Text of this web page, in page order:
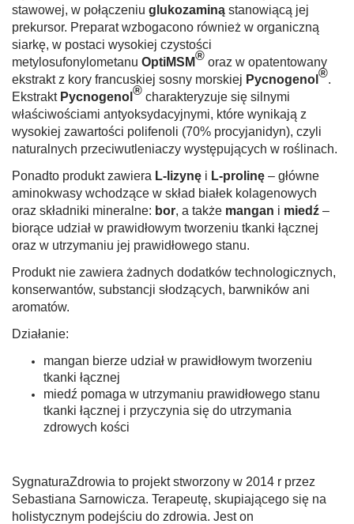
stawowej, w połączeniu glukozaminą stanowiącą jej
prekursor. Preparat wzbogacono również w organiczną
siarkę, w postaci wysokiej czystości
metylosufonylometanu OptiMSM® oraz w opatentowany
ekstrakt z kory francuskiej sosny morskiej Pycnogenol ®.
Ekstrakt Pycnogenol ® charakteryzuje się silnymi
właściwościami antyoksydacyjnymi, które wynikają z
wysokiej zawartości polifenoli (70% procyjanidyn), czyli
naturalnych przeciwutleniaczy występujących w roślinach.
Ponadto produkt zawiera L-lizynę i L-prolinę – główne
aminokwasy wchodzące w skład białek kolagenowych
oraz składniki mineralne: bor, a także mangan i miedź –
biorące udział w prawidłowym tworzeniu tkanki łącznej
oraz w utrzymaniu jej prawidłowego stanu.
Produkt nie zawiera żadnych dodatków technologicznych,
konserwantów, substancji słodzących, barwników ani
aromatów.
Działanie:
mangan bierze udział w prawidłowym tworzeniu
tkanki łącznej
miedź pomaga w utrzymaniu prawidłowego stanu
tkanki łącznej i przyczynia się do utrzymania
zdrowych kości
SygnaturaZdrowia to projekt stworzony w 2014 r przez
Sebastiana Sarnowicza. Terapeutę, skupiającego się na
holistycznym podejściu do zdrowia. Jest on